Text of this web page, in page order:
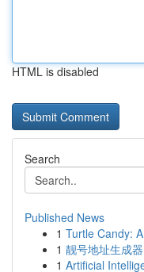
HTML is disabled
Search
Published News
1 Turtle Candy:
1 靓号地址生成
1 Artificial